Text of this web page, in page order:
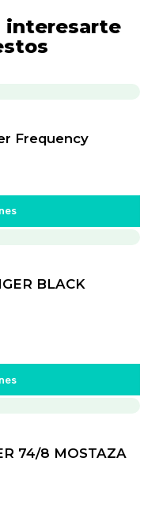
interesarte
Frequency
BLACK
74/8 MOSTAZA